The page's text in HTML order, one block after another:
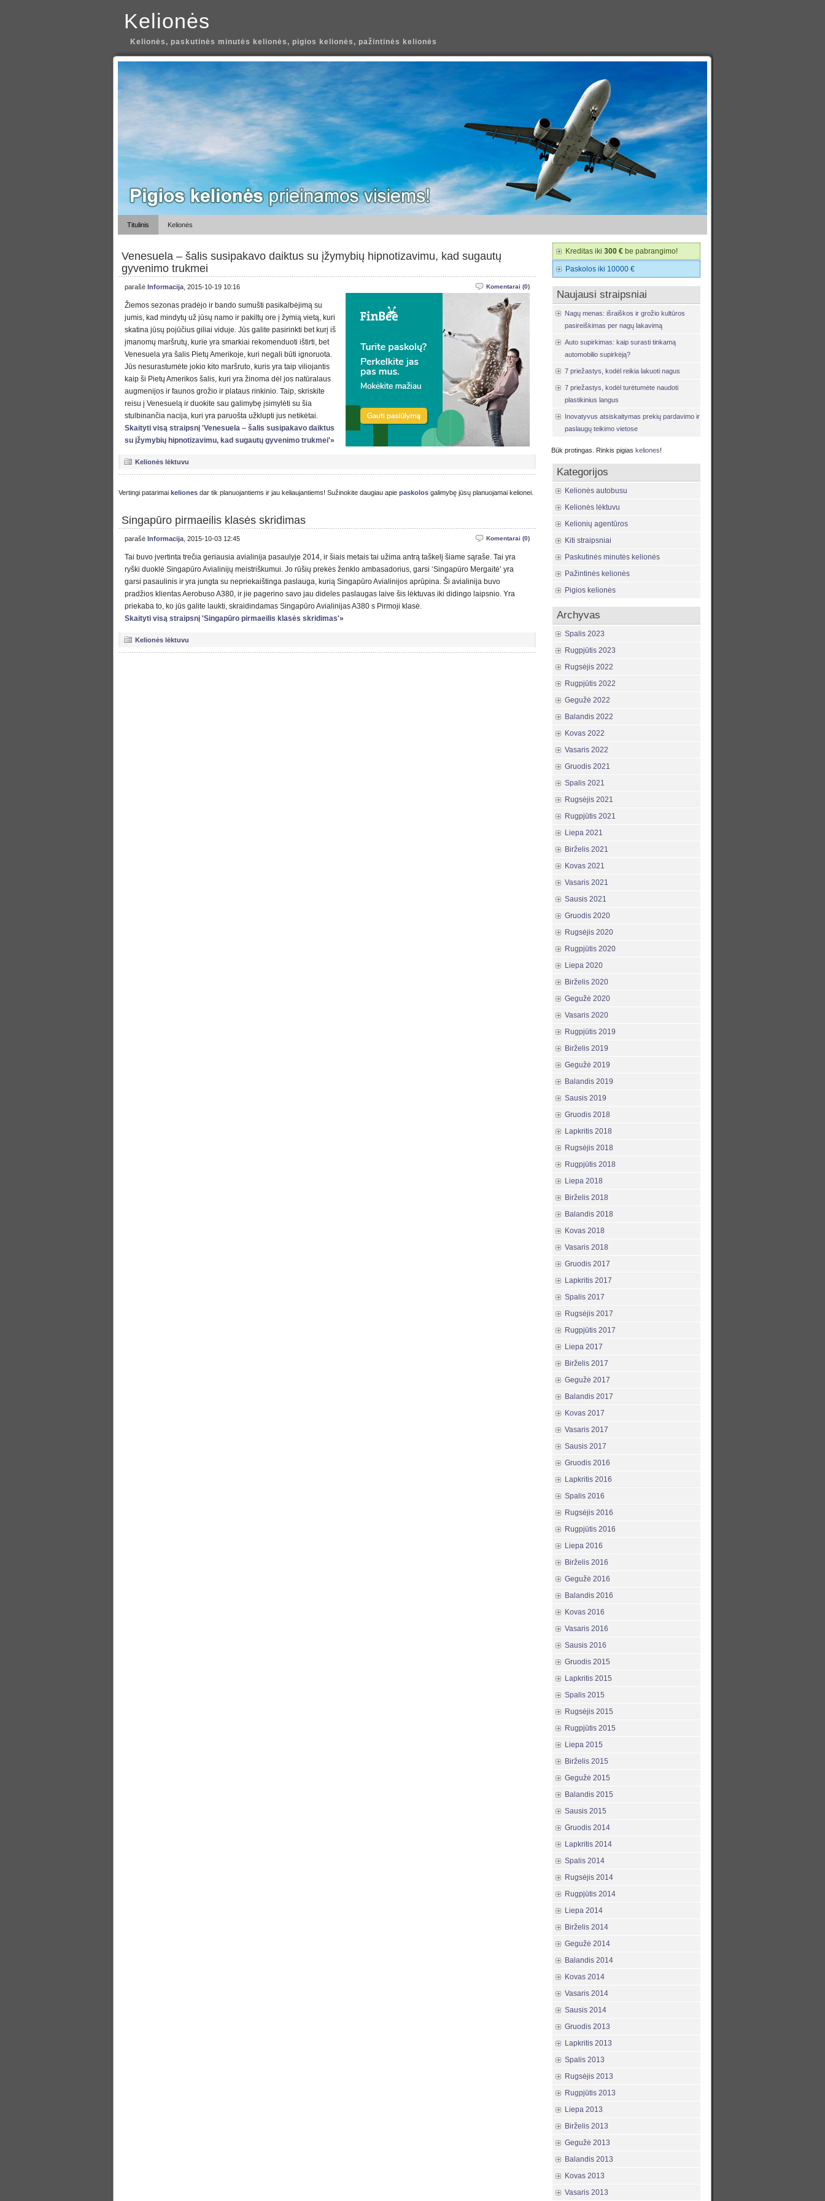
Kelionės
Kelionės, paskutinės minutės kelionės, pigios kelionės, pažintinės kelionės
Titulinis Kelionės
Venesuela – šalis susipakavo daiktus su įžymybių hipnotizavimu, kad sugautų
gyvenimo trukmei
Komentarai (0)
parašė Informacija , 2015-10-19 10:16
Žiemos sezonas pradėjo ir bando sumušti pasikalbėjimą su
jumis, kad mindytų už jūsų namo ir pakiltų ore į žymią vietą, kuri
skatina jūsų pojūčius giliai viduje. Jūs galite pasirinkti bet kurį iš
įmanomų maršrutų, kurie yra smarkiai rekomenduoti ištirti, bet
Venesuela yra šalis Pietų Amerikoje, kuri negali būti ignoruota.
Jūs nesurastumėte jokio kito maršruto, kuris yra taip viliojantis
kaip ši Pietų Amerikos šalis, kuri yra žinoma dėl jos natūralaus
augmenijos ir faunos grožio ir plataus rinkinio. Taip, skriskite
reisu į Venesuelą ir duokite sau galimybę įsimylėti su šia
stulbinančia nacija, kuri yra paruošta užklupti jus netikėtai.
Skaityti visą straipsnį 'Venesuela – šalis susipakavo daiktus
su įžymybių hipnotizavimu, kad sugautų gyvenimo trukmei'»
Kelionės lėktuvu
Vertingi patarimai keliones dar tik planuojantiems ir jau keliaujantiems! Sužinokite daugiau apie paskolos galimybę jūsų planuojamai kelionei.
Singapūro pirmaeilis klasės skridimas
Komentarai (0)
parašė Informacija , 2015-10-03 12:45
Tai buvo įvertinta trečia geriausia avialinija pasaulyje 2014, ir šiais metais tai užima antrą taškelį šiame sąraše. Tai yra
ryški duoklė Singapūro Avialinijų meistriškumui. Jo rūšių prekės ženklo ambasadorius, garsi ‘Singapūro Mergaitė’ yra
garsi pasaulinis ir yra jungta su nepriekaištinga paslauga, kurią Singapūro Avialinijos aprūpina. Ši avialinija buvo
pradžios klientas Aerobuso A380, ir jie pagerino savo jau dideles paslaugas laive šis lėktuvas iki didingo laipsnio. Yra
priekaba to, ko jūs galite laukti, skraidindamas Singapūro Avialinijas A380 s Pirmoji klasė.
Skaityti visą straipsnį 'Singapūro pirmaeilis klasės skridimas'»
Kelionės lėktuvu
Kreditas iki 300 € be pabrangimo!
Paskolos iki 10000 €
Naujausi straipsniai
Nagų menas: išraiškos ir grožio kultūros
pasireiškimas per nagų lakavimą
Auto supirkimas: kaip surasti tinkamą
automobilio supirkėją?
7 priežastys, kodėl reikia lakuoti nagus
7 priežastys, kodėl turėtumėte naudoti
plastikinius langus
Inovatyvus atsiskaitymas prekių pardavimo ir
paslaugų teikimo vietose
Būk protingas. Rinkis pigias keliones!
Kategorijos
Kelionės autobusu
Kelionės lėktuvu
Kelionių agentūros
Kiti straipsniai
Paskutinės minutės kelionės
Pažintinės kelionės
Pigios kelionės
Archyvas
Spalis 2023
Rugpjūtis 2023
Rugsėjis 2022
Rugpjūtis 2022
Gegužė 2022
Balandis 2022
Kovas 2022
Vasaris 2022
Gruodis 2021
Spalis 2021
Rugsėjis 2021
Rugpjūtis 2021
Liepa 2021
Birželis 2021
Kovas 2021
Vasaris 2021
Sausis 2021
Gruodis 2020
Rugsėjis 2020
Rugpjūtis 2020
Liepa 2020
Birželis 2020
Gegužė 2020
Vasaris 2020
Rugpjūtis 2019
Birželis 2019
Gegužė 2019
Balandis 2019
Sausis 2019
Gruodis 2018
Lapkritis 2018
Rugsėjis 2018
Rugpjūtis 2018
Liepa 2018
Birželis 2018
Balandis 2018
Kovas 2018
Vasaris 2018
Gruodis 2017
Lapkritis 2017
Spalis 2017
Rugsėjis 2017
Rugpjūtis 2017
Liepa 2017
Birželis 2017
Gegužė 2017
Balandis 2017
Kovas 2017
Vasaris 2017
Sausis 2017
Gruodis 2016
Lapkritis 2016
Spalis 2016
Rugsėjis 2016
Rugpjūtis 2016
Liepa 2016
Birželis 2016
Gegužė 2016
Balandis 2016
Kovas 2016
Vasaris 2016
Sausis 2016
Gruodis 2015
Lapkritis 2015
Spalis 2015
Rugsėjis 2015
Rugpjūtis 2015
Liepa 2015
Birželis 2015
Gegužė 2015
Balandis 2015
Sausis 2015
Gruodis 2014
Lapkritis 2014
Spalis 2014
Rugsėjis 2014
Rugpjūtis 2014
Liepa 2014
Birželis 2014
Gegužė 2014
Balandis 2014
Kovas 2014
Vasaris 2014
Sausis 2014
Gruodis 2013
Lapkritis 2013
Spalis 2013
Rugsėjis 2013
Rugpjūtis 2013
Liepa 2013
Birželis 2013
Gegužė 2013
Balandis 2013
Kovas 2013
Vasaris 2013